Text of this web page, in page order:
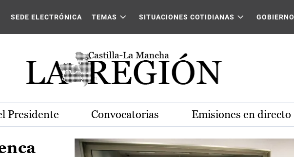
La Mancha
SEDE ELECTRÓNICA TEMAS SITUACIONES COTIDIANAS GOBIERNO
Presidente Convocatorias Emisiones en directo